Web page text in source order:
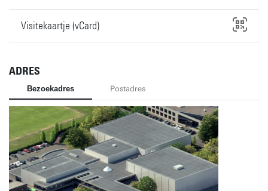
Visitekaartje (vCard)
ADRES
Bezoekadres Postadres